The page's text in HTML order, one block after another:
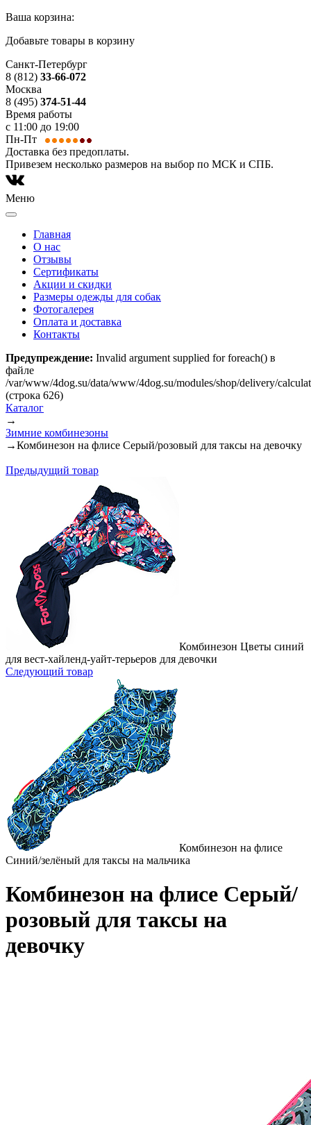
Ваша корзина:
Добавьте товары в корзину
Санкт-Петербург
8 (812) 33-66-072
Москва
8 (495) 374-51-44
Время работы
с 11:00 до 19:00
Пн-Пт
Доставка без предоплаты.
Привезем несколько размеров на выбор по МСК и СПБ.
Меню
Главная
О нас
Отзывы
Сертификаты
Акции и скидки
Размеры одежды для собак
Фотогалерея
Оплата и доставка
Контакты
Предупреждение: Invalid argument supplied for foreach() в
файле
/var/www/4dog.su/data/www/4dog.su/modules/shop/delivery/
(строка 626)
Каталог
→
Зимние комбинезоны
→Комбинезон на флисе Серый/розовый для таксы на девочку
Предыдущий товар
Комбинезон Цветы синий
для вест-хайленд-уайт-терьеров для девочки
Следующий товар
Комбинезон на флисе
Синий/зелёный для таксы на мальчика
Комбинезон на флисе Серый/
розовый для таксы на
девочку